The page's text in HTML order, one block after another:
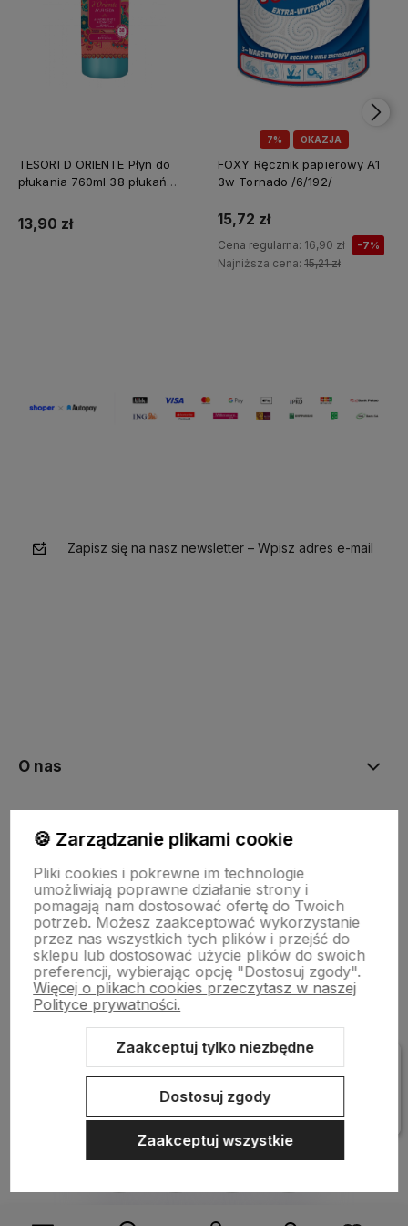
TESORI D ORIENTE Płyn do
płukania 760ml 38 płukań
13,90 zł
7% OKAZJA
FOXY Ręcznik papierowy A1
3w Tornado /6/192/
15,72 zł
Cena regularna: 16,90 zł -7%
Najniższa cena: 15,21 zł
Zapisz się na nasz newsletter – Wpisz adres e-mail
O nas
Moje konto
Bestsellery
Płatności i dostawa
Informacje
Sklep internetowy Shoper Premium Szablon Shoper Modern 3.0™
🍪 Zarządzanie plikami cookie
Pliki cookies i pokrewne im technologie
umożliwiają poprawne działanie strony i
pomagają nam dostosować ofertę do Twoich
potrzeb. Możesz zaakceptować wykorzystanie
przez nas wszystkich tych plików i przejść do
sklepu lub dostosować użycie plików do swoich
preferencji, wybierając opcję "Dostosuj zgody".
Więcej o plikach cookies przeczytasz w naszej
Polityce prywatności.
Zaakceptuj tylko niezbędne
Dostosuj zgody
Zaakceptuj wszystkie